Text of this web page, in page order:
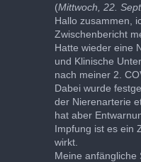
(Mittwoch, 22.
Hallo zusammen,
Zwischenbericht
Hatte wieder eine
und Klinische
nach meiner 2.
Dabei wurde
der Nierenarterie
hat aber
Impfung ist es ein
wirkt.
Meine anfängliche